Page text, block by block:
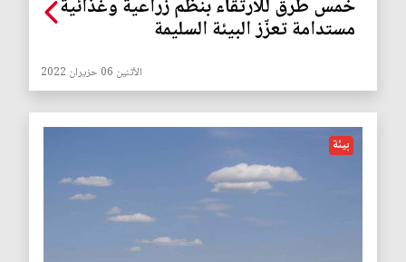
خمس طرق للارتقاء بنظم زراعية وغذائية
مستدامة تعزّز البيئة السليمة
الأثنين 06 حزيران 2022
بيئة